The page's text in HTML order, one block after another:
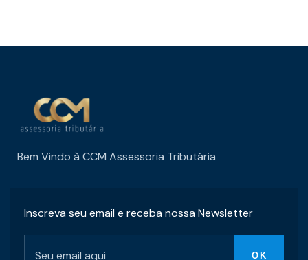
Bem Vindo à CCM Assessoria Tributária
Inscreva seu email e receba nossa Newsletter